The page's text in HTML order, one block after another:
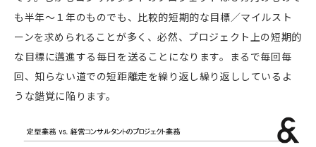
も半年～１年のものでも、比較的短期的な目標／マイルスト
ーンを求められることが多く、必然、プロジェクト上の短期的
な目標に邁進する毎日を送ることになります。まるで毎回毎
回、知らない道での短距離走を繰り返し繰り返ししているよ
うな錯覚に陥ります。